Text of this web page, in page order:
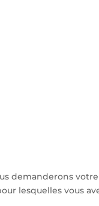
demanderons
lesquelles vous